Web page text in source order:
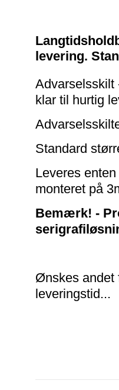
levering.
Advarselsskilt
klar til hurtig
Standard
Leveres
monteret på
Bemærk! -
Ønskes andet
leveringstid...